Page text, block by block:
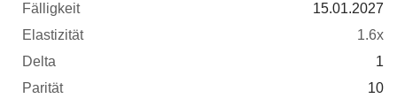
15.01.2027
1.6x
1
10